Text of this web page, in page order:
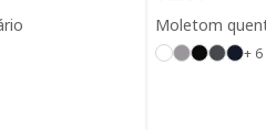
Moletom
+ 6